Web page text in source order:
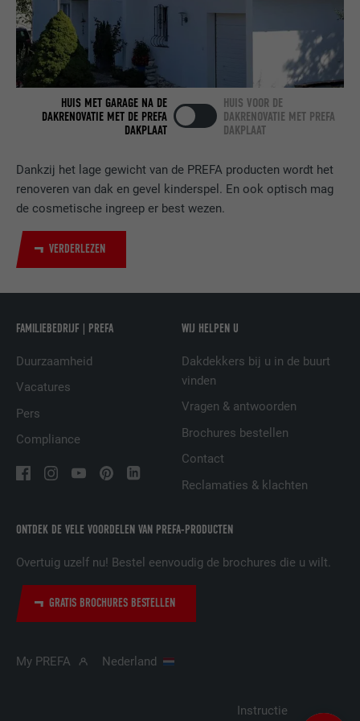
Dankzij het lage gewicht van de PREFA producten wordt het
renoveren van dak en gevel kinderspel. En ook optisch mag
de cosmetische ingreep er best wezen.
VERDERLEZEN
HUIS MET GARAGE NA DE
DAKRENOVATIE MET DE PREFA
DAKPLAAT
HUIS VOOR DE
DAKRENOVATIE MET PREFA
DAKPLAAT
ONTDEK DE VELE VOORDELEN VAN PREFA-PRODUCTEN
Overtuig uzelf nu! Bestel eenvoudig de brochures die u wilt.
GRATIS BROCHURES BESTELLEN
FAMILIEBEDRIJF | PREFA
Duurzaamheid
Vacatures
Pers
Compliance
WIJ HELPEN U
Dakdekkers bij u in de buurt
vinden
Vragen & antwoorden
Brochures bestellen
Contact
Reclamaties & klachten
My PREFA Nederland
Instructie
VERVALTIJD
DOEL
Gebruikt door de socialnetworking-dienst
LinkedIn voor het volgen van het gebruik
van ingebedde diensten.
bscookie
AANBIEDER LinkedIn
VERVALTIJD 2 jaar
NAAM UserMatchHistory
VERVALTIJD
DOEL
websites te volgen, om op basis van de
voorkeuren van de bezoeker relevante
AANBIEDER LinkedIn
VERVALTIJD 1 dag
Gebruikt door de socialnetworking-dienst